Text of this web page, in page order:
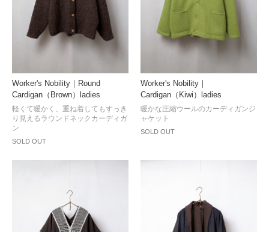
Worker's Nobility｜Round
Cardigan（Brown）ladies
SOLD OUT
軽くて暖かく、重ね着してもすっき
り見えるラウンドネックカーディガ
ン
Worker's Nobility｜
Cardigan（Kiwi）ladies
SOLD OUT
暖かな圧縮ウールのカーディガンジ
ャケット